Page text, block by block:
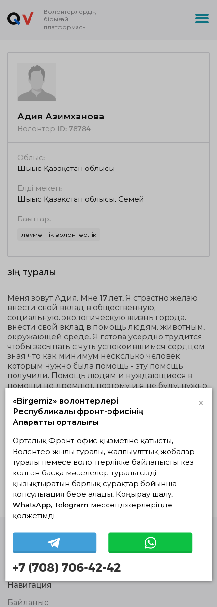
Волонтерлердің
бірыңғай
платформасы
Адия Азимханова
Волонтер ID: 78784
Облыс:
Шығыс Қазақстан облысы
Елді мекен:
Шығыс Қазақстан облысы, Семей
Бағыттар:
Әлеуметтік волонтерлік
Өзің туралы
Меня зовут Адия. Мне 17 лет. Я страстно желаю
внести свой вклад в общественную,
социальную, экологическую жизнь города,
внести свой вклад в помощь людям, животным,
окружающей среде. Я готова усердно трудится
чтобы засыпать с чуть успокоившимся сердцем
зная что как минимум несколько человек
которым нужно была помощь - эту помощь
получили. Помощь людям и нуждающиеся в
помощи не дремлют, поэтому и я не буду, нужно
Волонтерлік қызмет
Жүзеге асып
жатқандар
Жоспардағылар Аяқталғандар
Белсенді жобалар жоқ
Волонтерлердің
бірыңғай
платформасы
© Волонтерлердің біріңғай платформасы 2018-2026
Навигация
Байланыс
«Birgemiz» волонтерлері
Республикалық фронт-офисінің
Ақпараттық орталығы
×
Орталық Фронт-офис қызметіне қатысты,
Волонтер жылы туралы, жалпыұлттық жобалар
туралы немесе волонтерлікке байланысты кез
келген басқа мәселелер туралы сізді
қызықтыратын барлық сұрақтар бойынша
консультация бере алады. Қоңырау шалу,
WhatsApp, Telegram мессенджерлерінде
қолжетімді
+7 (708) 706-42-42